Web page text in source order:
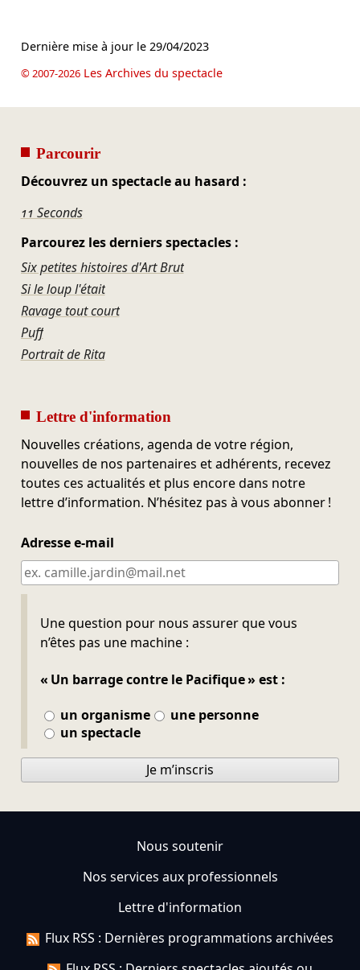
Dernière mise à jour le 29/04/2023
© 2007-2026Les Archives du spectacle
Parcourir
Découvrez un spectacle au hasard :
11 Seconds
Parcourez les derniers spectacles :
Six petites histoires d'Art Brut
Si le loup l'était
Ravage tout court
Puff
Portrait de Rita
Lettre d'information
Nouvelles créations, agenda de votre région,
nouvelles de nos partenaires et adhérents, recevez
toutes ces actualités et plus encore dans notre
lettre d’information. N’hésitez pas à vous abonner !
Adresse e-mail
Une question pour nous assurer que vous
n’êtes pas une machine :
« Un barrage contre le Pacifique » est :
un organisme
une personne
un spectacle
Ne pas remplir
Je m’inscris
Nous soutenir
Nos services aux professionnels
Lettre d'information
Flux RSS : Dernières programmations archivées